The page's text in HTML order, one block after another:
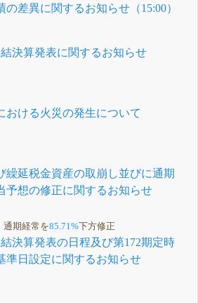
差異に関するお知らせ（15:00）
決算発表に関するお知らせ
おける火災の発生について
繰延税金資産の取崩し並びに通期
予想の修正に関するお知らせ
通期経常を85.71% 下方修正
決算発表の日程及び第172期定時
準日設定に関するお知らせ